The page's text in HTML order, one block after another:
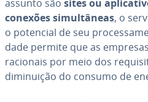
assunto são sites ou
conexões si­mul­tâ­neas, o
o potencial de seu
dade permite que as
ra­ci­o­nais por meio dos
di­mi­nui­ção do consumo de